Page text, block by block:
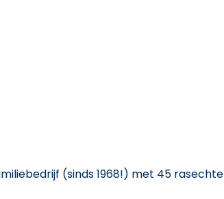
(sinds 1968!) met 45 rasechte